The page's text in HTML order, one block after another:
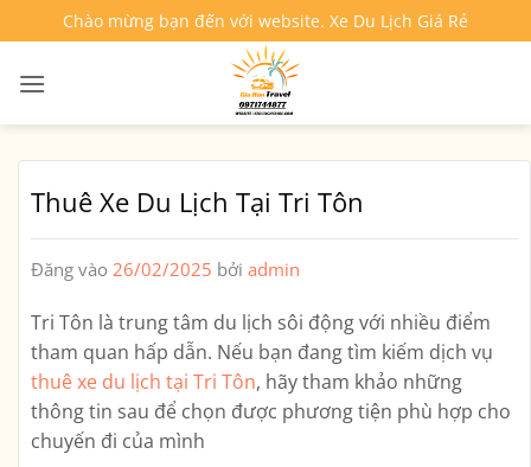
qua
nội
Chào mừng bạn đến với website. Xe Du Lịch Giá Rẻ
Thuê Xe Du Lịch Tại Tri Tôn
Đăng vào 26/02/2025 bởi admin
Tri Tôn là trung tâm du lịch sôi động với nhiều điểm
tham quan hấp dẫn. Nếu bạn đang tìm kiếm dịch vụ
thuê xe du lịch tại Tri Tôn, hãy tham khảo những
thông tin sau để chọn được phương tiện phù hợp cho
chuyến đi của mình